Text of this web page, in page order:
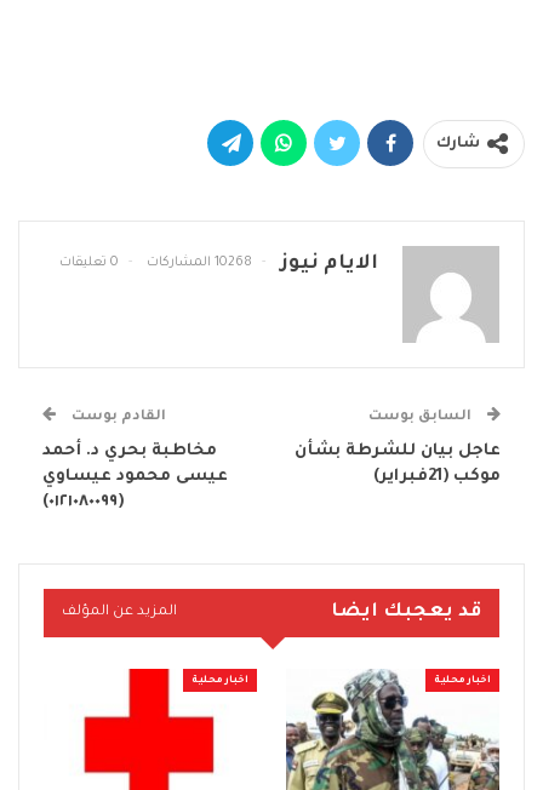
شارك
الايام نيوز 10268 المشاركات 0 تعليقات
السابق بوست
عاجل بيان للشرطة بشأن
موكب (21فبراير)
القادم بوست
مخاطبة بحري د. أحمد
عيسى محمود عيساوي
(٠١٢١٠٨٠٠٩٩)
قد يعجبك ايضا المزيد عن المؤلف
اخبار محلية اخبار محلية